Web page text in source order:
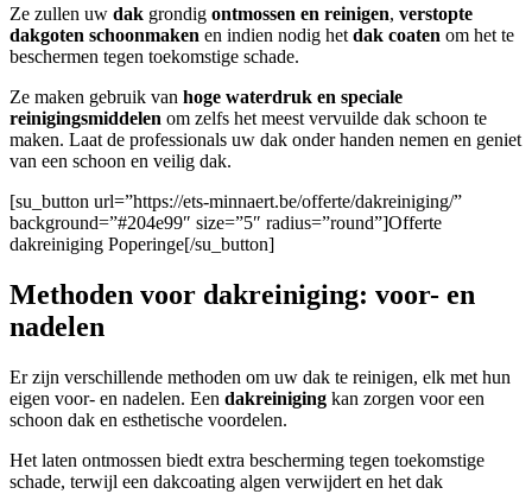
Ze zullen uw dak grondig ontmossen en reinigen, verstopte
dakgoten schoonmaken en indien nodig het dak coaten om het te
beschermen tegen toekomstige schade.
Ze maken gebruik van hoge waterdruk en speciale
reinigingsmiddelen om zelfs het meest vervuilde dak schoon te
maken. Laat de professionals uw dak onder handen nemen en geniet
van een schoon en veilig dak.
[su_button url=”https://ets-minnaert.be/offerte/dakreiniging/”
background=”#204e99″ size=”5″ radius=”round”]Offerte
dakreiniging Poperinge[/su_button]
Methoden voor dakreiniging: voor- en
nadelen
Er zijn verschillende methoden om uw dak te reinigen, elk met hun
eigen voor- en nadelen. Een dakreiniging kan zorgen voor een
schoon dak en esthetische voordelen.
Het laten ontmossen biedt extra bescherming tegen toekomstige
schade, terwijl een dakcoating algen verwijdert en het dak